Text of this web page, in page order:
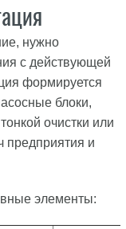
нужно
с действующей
формируется
блоки,
очистки или
предприятия и
элементы: